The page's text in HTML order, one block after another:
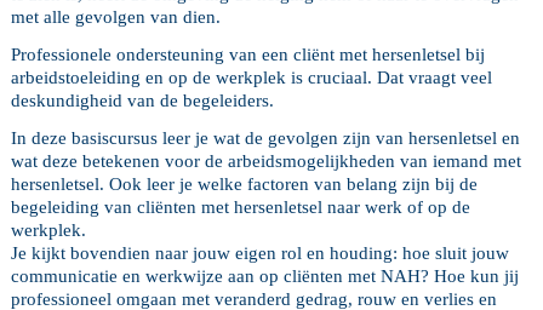
met alle gevolgen van dien.
Professionele ondersteuning van een cliënt met hersenletsel bij
arbeidstoeleiding en op de werkplek is cruciaal. Dat vraagt veel
deskundigheid van de begeleiders.
In deze basiscursus leer je wat de gevolgen zijn van hersenletsel en
wat deze betekenen voor de arbeidsmogelijkheden van iemand met
hersenletsel. Ook leer je welke factoren van belang zijn bij de
begeleiding van cliënten met hersenletsel naar werk of op de
werkplek.
Je kijkt bovendien naar jouw eigen rol en houding: hoe sluit jouw
communicatie en werkwijze aan op cliënten met NAH? Hoe kun jij
professioneel omgaan met veranderd gedrag, rouw en verlies en